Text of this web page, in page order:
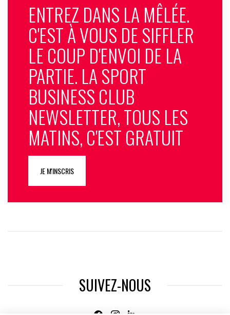
ENTREZ DANS LA MÊLÉE.
C'EST À VOUS DE SIFFLER
LE COUP D'ENVOI DE LA
PARTIE. LA SPORT
BUSINESS CLUB
NEWSLETTER, TOUS LES
MATINS, C'EST GRATUIT
JE M'INSCRIS
SUIVEZ-NOUS